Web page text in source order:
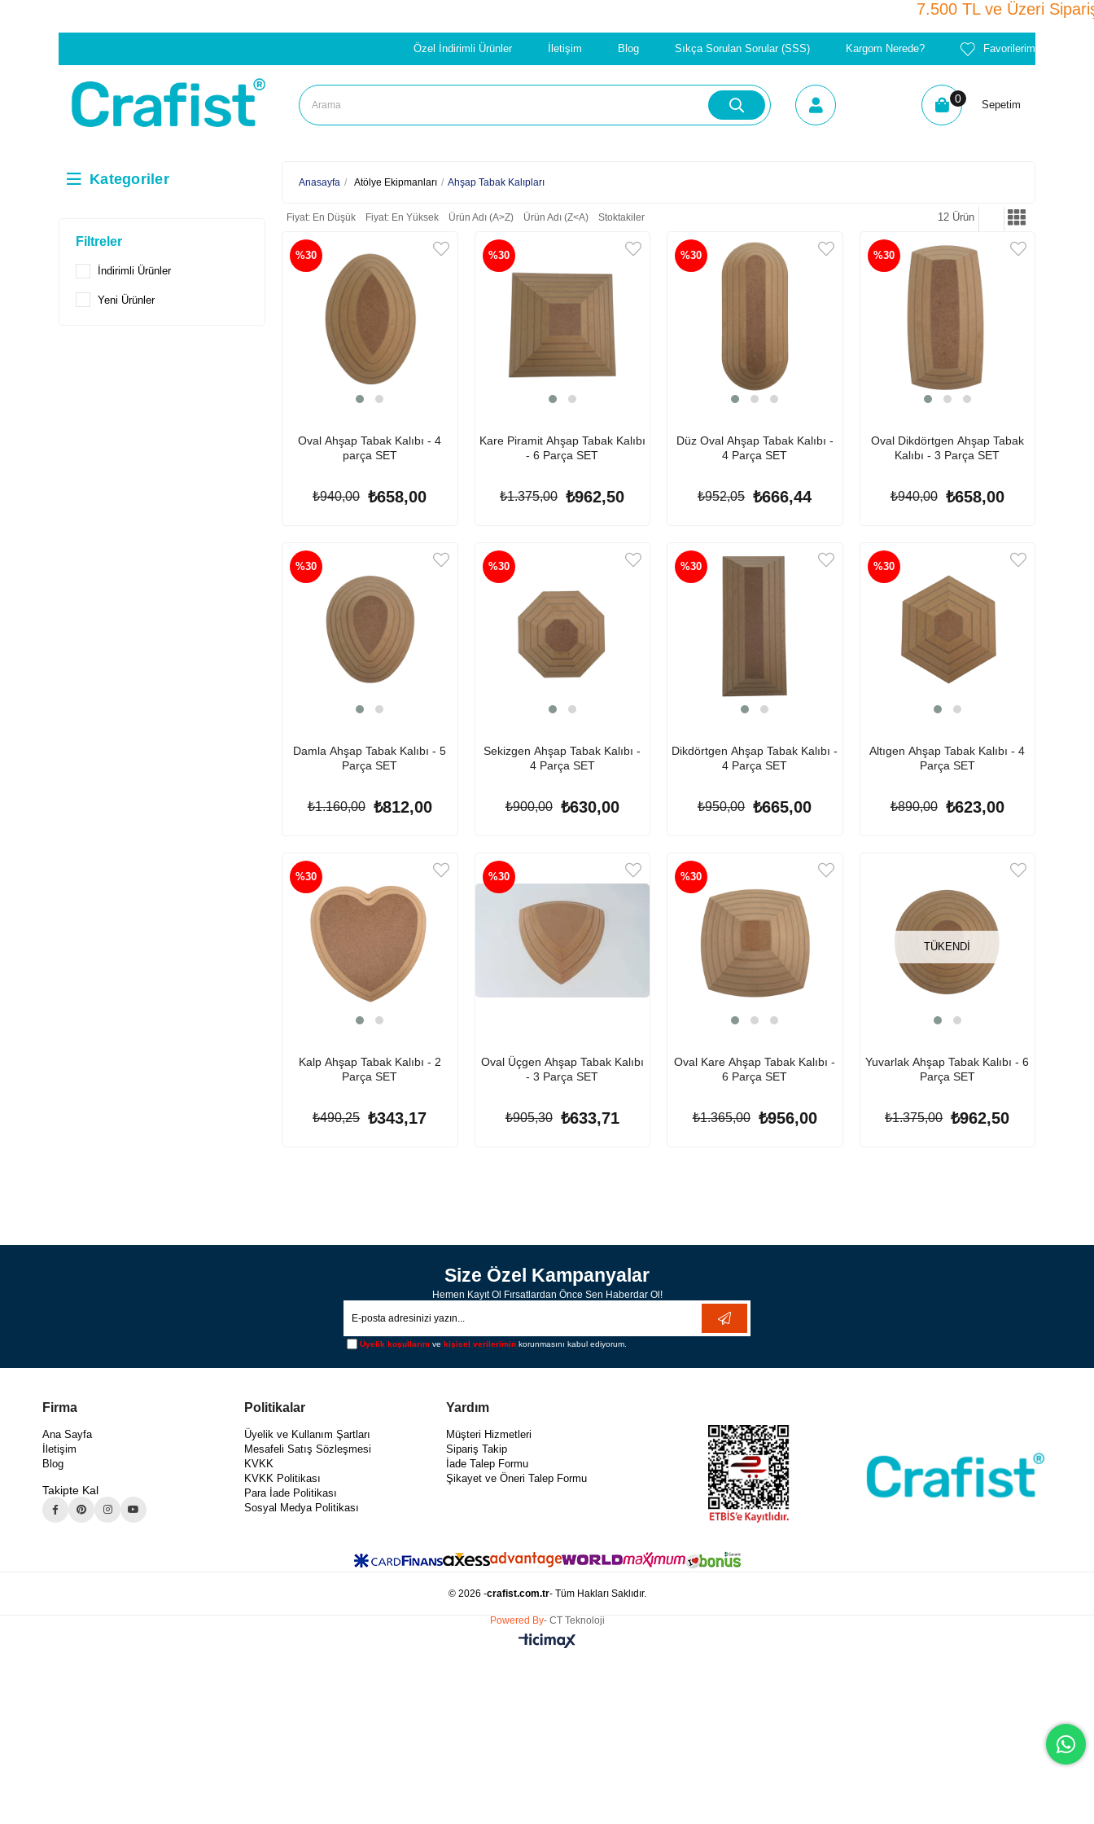
7.500 TL ve Üzeri
Özel İndirimli Ürünler İletişim Blog Sıkça Sorulan Sorular (SSS) Kargom Nerede? Favorilerim
Sepetim
0
Kategoriler
Filtreler
İndirimli Ürünler
Yeni Ürünler
Anasayfa Atölye Ekipmanları Ahşap Tabak Kalıpları
Fiyat: En Düşük Fiyat: En Yüksek Ürün Adı (A>Z) Ürün Adı (Z<A) Stoktakiler 12 Ürün
Oval Ahşap Tabak Kalıbı - 4
parça SET
₺658,00
₺940,00
%30
Kare Piramit Ahşap Tabak Kalıbı
- 6 Parça SET
₺962,50
₺1.375,00
%30
Düz Oval Ahşap Tabak Kalıbı -
4 Parça SET
₺666,44
₺952,05
%30
Oval Dikdörtgen Ahşap Tabak
Kalıbı - 3 Parça SET
₺658,00
₺940,00
%30
Damla Ahşap Tabak Kalıbı - 5
Parça SET
₺812,00
₺1.160,00
%30
Sekizgen Ahşap Tabak Kalıbı -
4 Parça SET
₺630,00
₺900,00
%30
Dikdörtgen Ahşap Tabak Kalıbı -
4 Parça SET
₺665,00
₺950,00
%30
Altıgen Ahşap Tabak Kalıbı - 4
Parça SET
₺623,00
₺890,00
%30
Kalp Ahşap Tabak Kalıbı - 2
Parça SET
₺343,17
₺490,25
%30
Oval Üçgen Ahşap Tabak Kalıbı
- 3 Parça SET
₺633,71
₺905,30
%30
Oval Kare Ahşap Tabak Kalıbı -
6 Parça SET
₺956,00
₺1.365,00
%30
TÜKENDI
Yuvarlak Ahşap Tabak Kalıbı - 6
Parça SET
₺962,50
₺1.375,00
Size Özel Kampanyalar
Hemen Kayıt Ol Fırsatlardan Önce Sen Haberdar Ol!
Üyelik koşullarını ve kişisel verilerimin korunmasını kabul ediyorum.
Firma
Ana Sayfa
İletişim
Blog
Takipte Kal
Politikalar
Üyelik ve Kullanım Şartları
Mesafeli Satış Sözleşmesi
KVKK
KVKK Politikası
Para İade Politikası
Sosyal Medya Politikası
Yardım
Müşteri Hizmetleri
Sipariş Takip
İade Talep Formu
Şikayet ve Öneri Talep Formu
© 2026 -crafist.com.tr- Tüm Hakları Saklıdır.
Powered By- CT Teknoloji